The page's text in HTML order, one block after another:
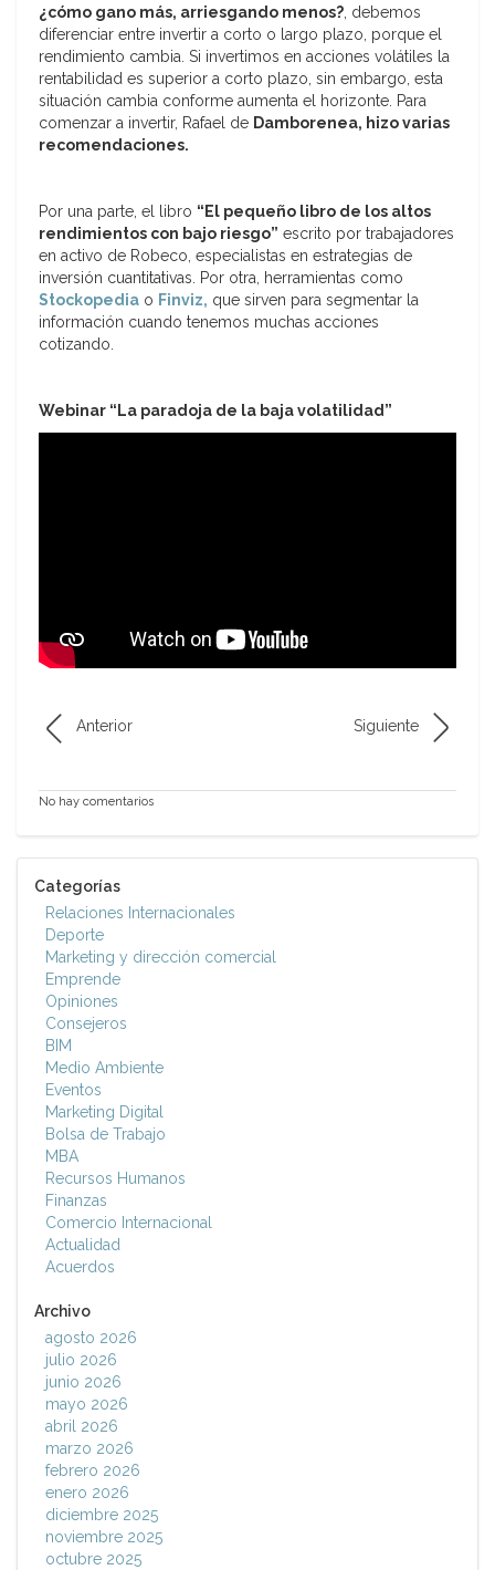
¿cómo gano más, arriesgando menos?, debemos
diferenciar entre invertir a corto o largo plazo, porque el
rendimiento cambia. Si invertimos en acciones volátiles la
rentabilidad es superior a corto plazo, sin embargo, esta
situación cambia conforme aumenta el horizonte. Para
comenzar a invertir, Rafael de Damborenea, hizo varias
recomendaciones.
Por una parte, el libro “El pequeño libro de los altos
rendimientos con bajo riesgo” escrito por trabajadores
en activo de Robeco, especialistas en estrategias de
inversión cuantitativas. Por otra, herramientas como
Stockopedia o Finviz, que sirven para segmentar la
información cuando tenemos muchas acciones
cotizando.
Webinar “La paradoja de la baja volatilidad”
Anterior Siguiente
No hay comentarios
Categorías
Relaciones Internacionales
Deporte
Marketing y dirección comercial
Emprende
Opiniones
Consejeros
BIM
Medio Ambiente
Eventos
Marketing Digital
Bolsa de Trabajo
MBA
Recursos Humanos
Finanzas
Comercio Internacional
Actualidad
Acuerdos
Archivo
agosto 2026
julio 2026
junio 2026
mayo 2026
abril 2026
marzo 2026
febrero 2026
enero 2026
diciembre 2025
noviembre 2025
octubre 2025